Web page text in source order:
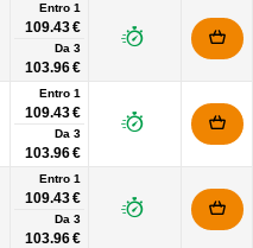
Entro 1
109.43 €
Da 3
103.96 €
Entro 1
109.43 €
Da 3
103.96 €
Entro 1
109.43 €
Da 3
103.96 €